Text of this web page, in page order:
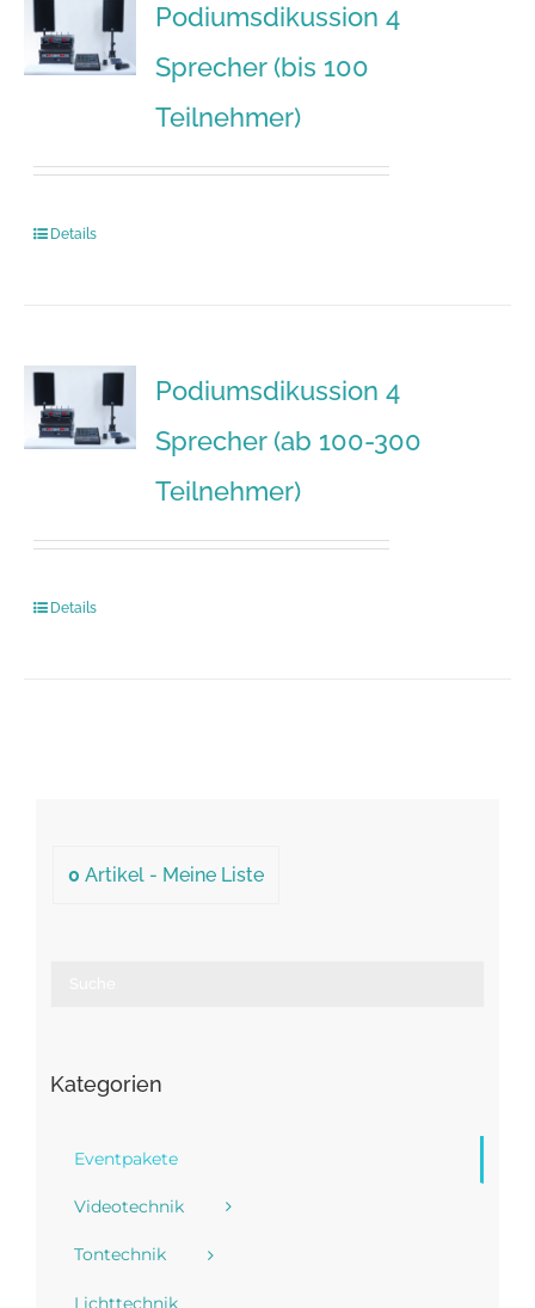
Podiumsdikussion 4
Sprecher (bis 100
Teilnehmer)
Details
Podiumsdikussion 4
Sprecher (ab 100-300
Teilnehmer)
Details
0 Artikel - Meine Liste
Kategorien
Eventpakete
Videotechnik
Tontechnik
Lichttechnik